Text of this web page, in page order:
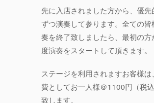
先に入店されました方から、優先
ずつ演奏して参ります。全ての皆
奏を終了致しましたら、最初の方
度演奏をスタートして頂きます。
ステージを利用されますお客様は
費としてお一人様＠1100円（税
致します。